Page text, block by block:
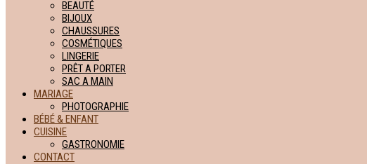
BEAUTÉ
BIJOUX
CHAUSSURES
COSMÉTIQUES
LINGERIE
PRÊT A PORTER
SAC A MAIN
MARIAGE
PHOTOGRAPHIE
BÉBÉ & ENFANT
CUISINE
GASTRONOMIE
CONTACT